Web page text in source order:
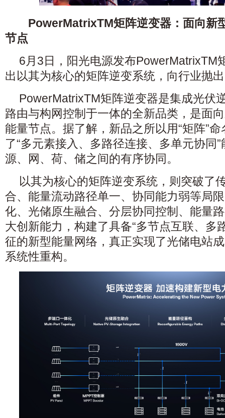
PowerMatrixTM矩阵逆变器：面向新
节点
6月3日，阳光电源发布PowerMatrixTM
出以其为核心的矩阵逆变系统，向行业抛
PowerMatrixTM矩阵逆变器是集成光伏
路由与构网控制于一体的全新品类，是面
能量节点。据了解，新品之所以用“矩阵”
了“多元素接入、多路径连接、多单元协同
源、网、荷、储之间的有序协同。
以其为核心的矩阵逆变系统，则突破了
合、能量流动路径单一、协同能力弱等局
化、光储原生融合、分层协同控制、能量
大创新能力，构建了具备“多节点互联、多
征的新型能量网络，真正实现了光储电站
系统性重构。